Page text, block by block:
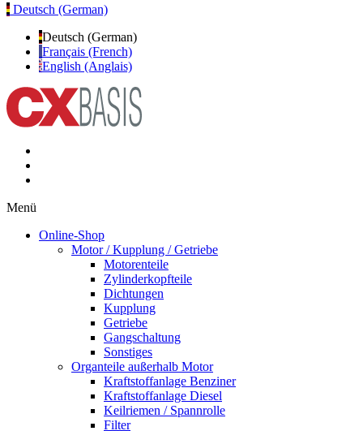
Deutsch (German)
Deutsch (German)
Français (French)
English (Anglais)
Menü
Online-Shop
Motor / Kupplung / Getriebe
Motorenteile
Zylinderkopfteile
Dichtungen
Kupplung
Getriebe
Gangschaltung
Sonstiges
Organteile außerhalb Motor
Kraftstoffanlage Benziner
Kraftstoffanlage Diesel
Keilriemen / Spannrolle
Filter